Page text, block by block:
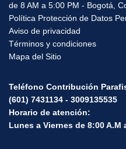
de 8 AM a 5:00 PM - Bogotá,
Política Protección de Datos
Aviso de privacidad
Términos y condiciones
Mapa del Sitio
Teléfono Contribución
(601) 7431134 - 3009135535
Horario de atención:
Lunes a Viernes de 8:00 A.M